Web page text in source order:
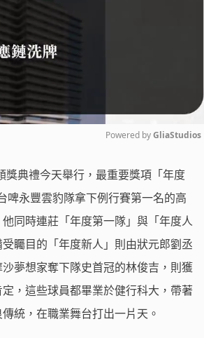
Powered by GliaStudios
獎典禮今天舉行，最重要獎項「年度
啤永豐雲豹隊拿下例行賽第一名的高
同時連莊「年度第一隊」與「年度人
矚目的「年度新人」則由狀元郎劉丞
夢想家奪下隊史首冠的林俊吉，則獲
，這些球員都畢業於健行科大，帶著
統，在職業舞台打出一片天。